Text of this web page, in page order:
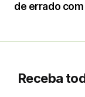
de errado
Receba